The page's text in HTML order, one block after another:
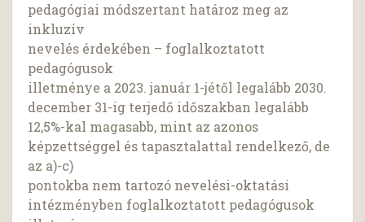
pedagógiai módszertant határoz meg az
inkluzív
nevelés érdekében – foglalkoztatott
pedagógusok
illetménye a 2023. január 1-jétől legalább 2030.
december 31-ig terjedő időszakban legalább
12,5%-kal magasabb, mint az azonos
képzettséggel és tapasztalattal rendelkező, de
az a)-c)
pontokba nem tartozó nevelési-oktatási
intézményben foglalkoztatott pedagógusok